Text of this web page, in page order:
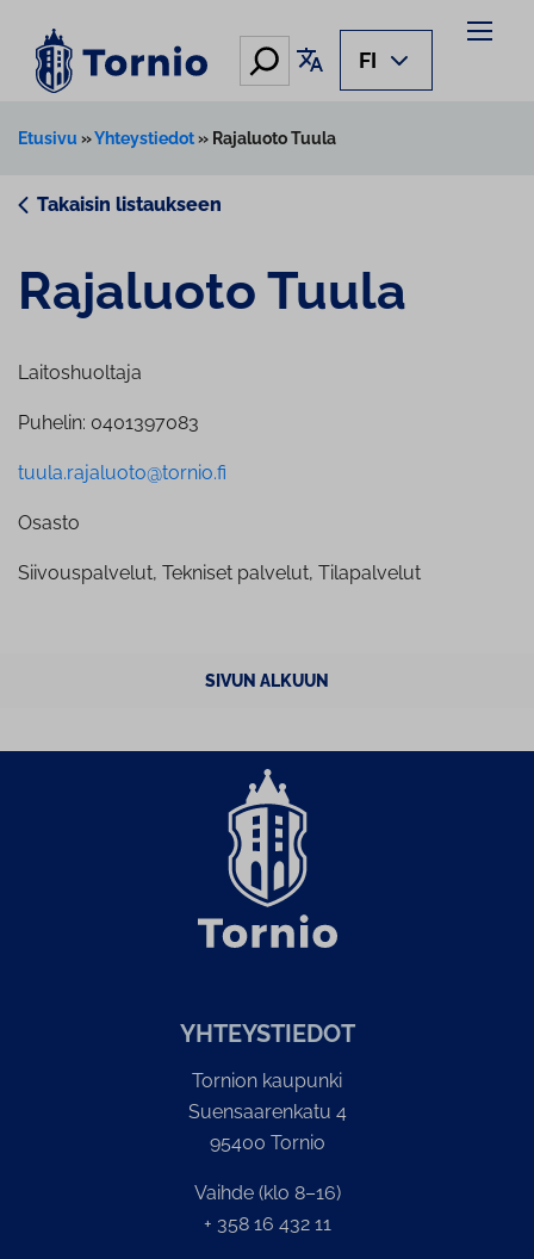
sisältöön
Hae Käännä sivu
FI
Etusivu »Yhteystiedot» Rajaluoto Tuula
Takaisin listaukseen
Rajaluoto Tuula
Laitoshuoltaja
Puhelin: 0401397083
tuula.rajaluoto@tornio.fi
Osasto
Siivouspalvelut, Tekniset palvelut, Tilapalvelut
SIVUN ALKUUN
YH­TEYS­TIE­DOT
Tornion kaupunki
Suensaarenkatu 4
95400 Tornio
Vaihde (klo 8–16)
+ 358 16 432 11